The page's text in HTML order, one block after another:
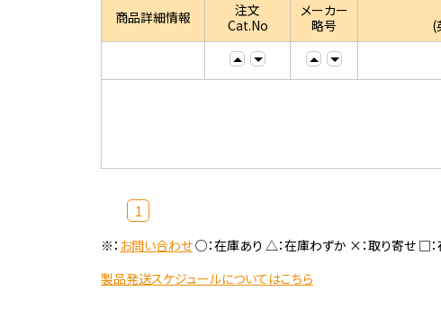
商品詳細情報
注文
Cat.No
メーカー
略号
(
1
※： お問い合わせ○：在庫あり △：在庫わずか ×：取り寄せ □：
製品発送スケジュールについてはこちら